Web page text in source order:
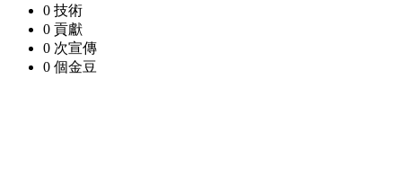
0 技術
0 貢獻
0 次宣傳
0 個金豆